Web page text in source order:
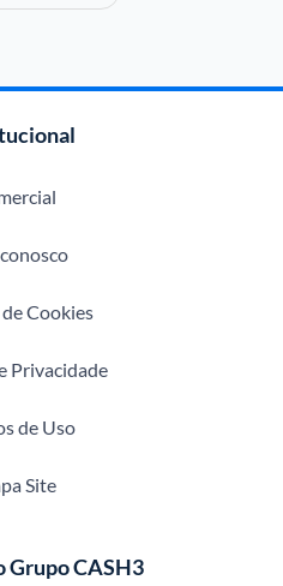
Cookies
Privacidade
de Uso
Site
Grupo CASH3